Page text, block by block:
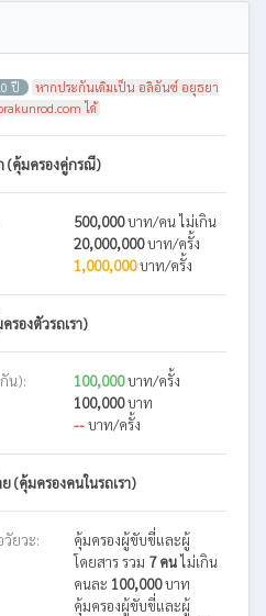
ปี
หากประกันเดิมเป็น อลิอันซ์ อยุธยา
ได้
(คุ้มครองคู่กรณี)
500,000บาท/คน ไม่เกิน
20,000,000บาท/ครั้ง
1,000,000บาท/ครั้ง
รองตัวรถเรา)
น): 100,000บาท/ครั้ง
100,000บาท
--บาท/ครั้ง
(คุ้มครองคนในรถเรา)
ยวะ:
คุ้มครองผู้ขับขี่และผู้
โดยสาร รวม 7 คนไม่เกิน
คนละ 100,000บาท
คุ้มครองผู้ขับขี่และผู้